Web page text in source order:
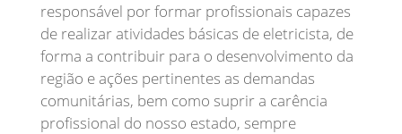
responsável por formar profissionais capazes
de realizar atividades básicas de eletricista, de
forma a contribuir para o desenvolvimento da
região e ações pertinentes as demandas
comunitárias, bem como suprir a carência
profissional do nosso estado, sempre